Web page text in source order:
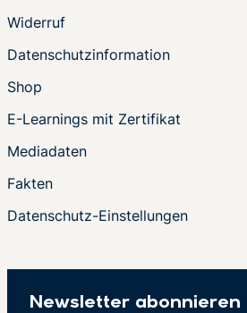
Widerruf
Datenschutzinformation
Shop
E-Learnings mit Zertifikat
Mediadaten
Fakten
Datenschutz-Einstellungen
Newsletter abonnieren